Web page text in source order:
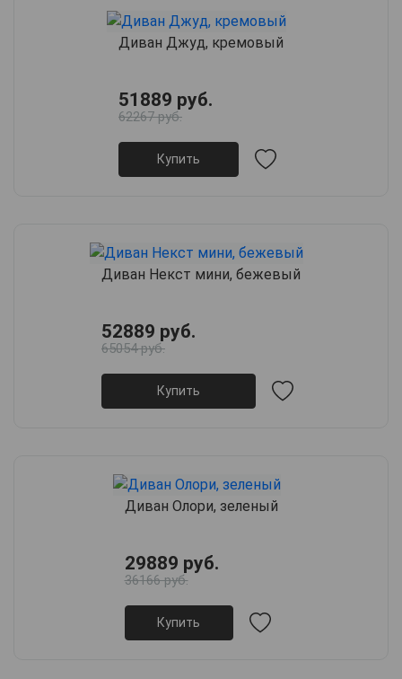
Диван Джуд, кремовый
51889 руб.
62267 руб.
Купить
Диван Некст мини, бежевый
52889 руб.
65054 руб.
Купить
Диван Олори, зеленый
29889 руб.
36166 руб.
Купить